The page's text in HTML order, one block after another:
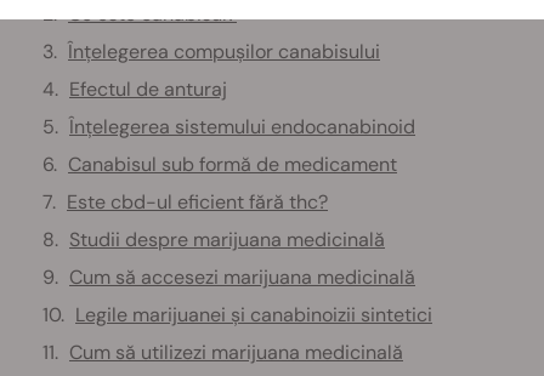
Ce este canabisul?
Înțelegerea compușilor canabisului
Efectul de anturaj
Înțelegerea sistemului endocanabinoid
Canabisul sub formă de medicament
Este cbd-ul eficient fără thc?
Studii despre marijuana medicinală
Cum să accesezi marijuana medicinală
Legile marijuanei și canabinoizii sintetici
Cum să utilizezi marijuana medicinală